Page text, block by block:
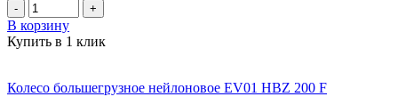
- +
В корзину
Купить в 1 клик
Колесо большегрузное нейлоновое EV01 HBZ 200 F